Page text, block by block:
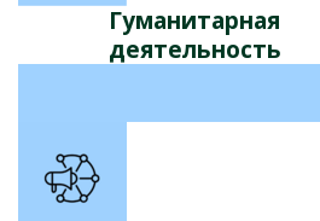
Гуманитарная
деятельность